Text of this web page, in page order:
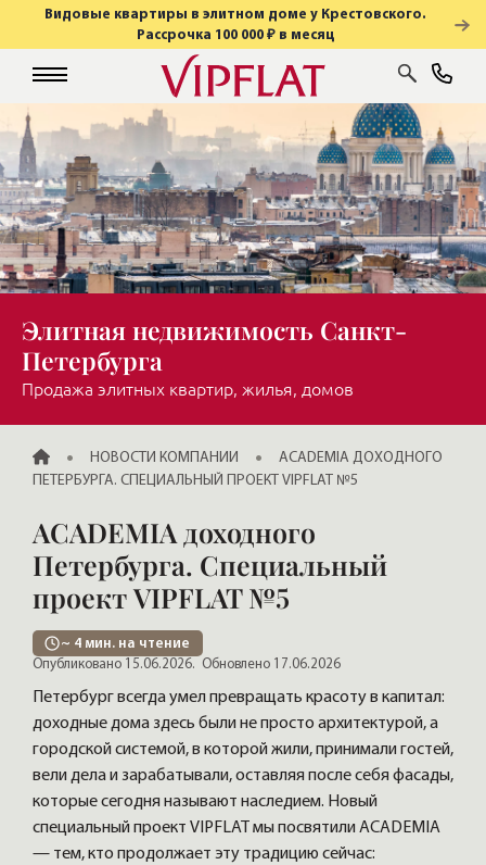
Видовые квартиры в элитном доме у Крестовского.
Рассрочка 100 000 ₽ в месяц
Элитная недвижимость Санкт-
Петербурга
Продажа элитных квартир, жилья, домов
ГЛАВНАЯНОВОСТИ КОМПАНИИ
ACADEMIA ДОХОДНОГО
ПЕТЕРБУРГА. СПЕЦИАЛЬНЫЙ ПРОЕКТ VIPFLAT №5
ACADEMIA доходного
Петербурга. Специальный
проект VIPFLAT №5
~ 4 мин. на чтение
Опубликовано 15.06.2026. Обновлено 17.06.2026
Петербург всегда умел превращать красоту в капитал:
доходные дома здесь были не просто архитектурой, а
городской системой, в которой жили, принимали гостей,
вели дела и зарабатывали, оставляя после себя фасады,
которые сегодня называют наследием. Новый
специальный проект VIPFLAT мы посвятили ACADEMIA
— тем, кто продолжает эту традицию сейчас: